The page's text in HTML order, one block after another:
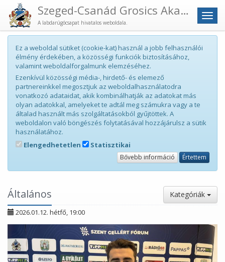
Menü
Szeged-Csanád Grosics Akadémia
A labdarúgócsapat hivatalos weboldala.
Ez a weboldal sütiket (cookie-kat) használ a jobb felhasználói
élmény érdekében, a közösségi funkciók biztosításához,
valamint weboldalforgalmunk elemzéséhez.
Ezenkívül közösségi média-, hirdető- és elemező
partnereinkkel megosztjuk az weboldalhasználatodra
vonatkozó adataidat, akik kombinálhatják az adatokat más
olyan adatokkal, amelyeket te adtál meg számukra vagy a te
általad használt más szolgáltatásokból gyűjtöttek. A
weboldalon való böngészés folytatásával hozzájárulsz a sütik
használatához.
Elengedhetetlen
Statisztikai
Bővebb információ Értettem
Általános Kategóriák
2026.01.12. hétfő, 19:00